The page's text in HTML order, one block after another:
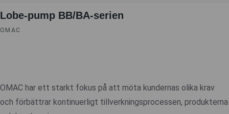
Lobe-pump BB/BA-serien
OMAC
OMAC har ett starkt fokus på att möta kundernas olika krav
och förbättrar kontinuerligt tillverkningsprocessen, produkterna